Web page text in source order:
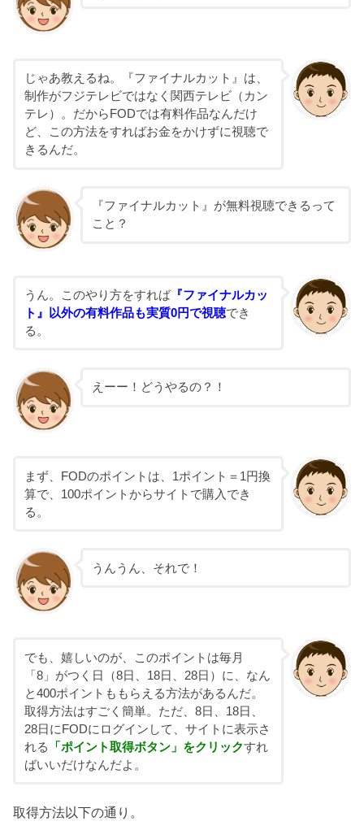
じゃあ教えるね。『ファイナルカット』は、
制作がフジテレビではなく関西テレビ（カン
テレ）。だからFODでは有料作品なんだけ
ど、この方法をすればお金をかけずに視聴で
きるんだ。
『ファイナルカット』が無料視聴できるって
こと？
うん。このやり方をすれば『ファイナルカッ
ト』以外の有料作品も実質0円で視聴でき
る。
えーー！どうやるの？！
まず、FODのポイントは、1ポイント＝1円換
算で、100ポイントからサイトで購入でき
る。
うんうん、それで！
でも、嬉しいのが、このポイントは毎月
「8」がつく日（8日、18日、28日）に、なん
と400ポイントももらえる方法があるんだ。
取得方法はすごく簡単。ただ、8日、18日、
28日にFODにログインして、サイトに表示さ
れる
「ポイント取得ボタン」をクリックすれ
ばいいだけなんだよ。
取得方法以下の通り。